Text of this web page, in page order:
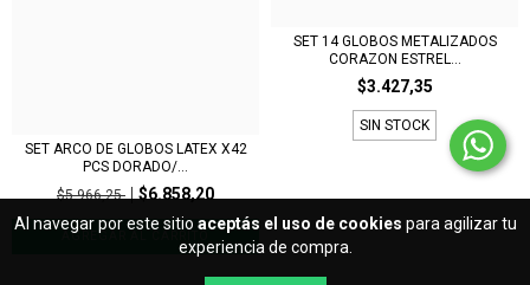
Al navegar por este sitio aceptás el uso de cookies para agilizar tu
experiencia de compra.
SET ARCO DE GLOBOS LATEX X42
PCS DORADO/...
$5.966,25
$6.858,20
SET 14 GLOBOS METALIZADOS
CORAZON ESTREL...
$3.427,35
SIN STOCK